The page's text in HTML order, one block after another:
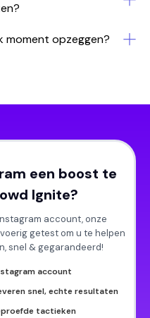
moment opzeggen?
een boost te
Ignite?
account, onze
getest om u te helpen
snel & gegarandeerd!
account
snel, echte resultaten
tactieken